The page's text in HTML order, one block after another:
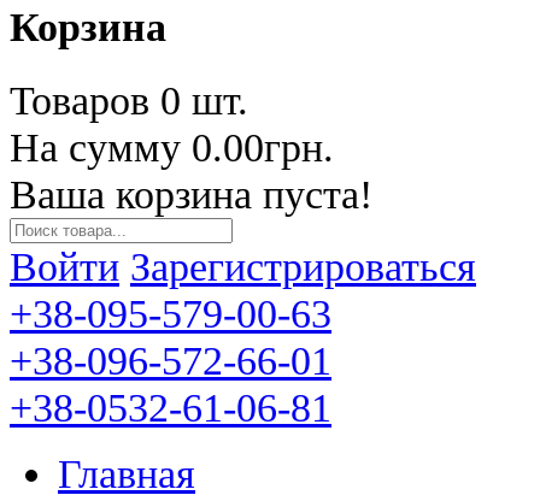
Корзина
Товаров 0 шт.
На сумму 0.00грн.
Ваша корзина пуста!
Войти Зарегистрироваться
+38-095-579-00-63
+38-096-572-66-01
+38-0532-61-06-81
Главная